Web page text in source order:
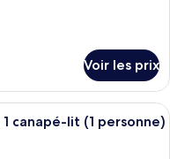
Voir les prix
chambre d’hôtel avec un lit,
canapé-lit (1 personne)